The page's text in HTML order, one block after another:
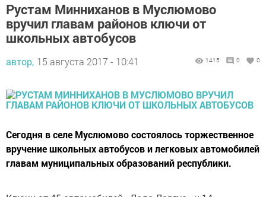
Рустам Минниханов в Муслюмово
вручил главам районов ключи от
школьных автобусов
автор, 15 августа 2017 - 10:41 1415 0 0
Сегодня в селе Муслюмово состоялось торжественное
вручение школьных автобусов и легковых автомобилей
главам муниципальных образований республики.